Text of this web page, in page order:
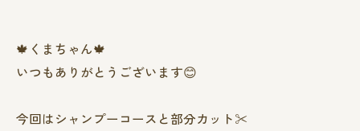
🍁くまちゃん🍁
いつもありがとうございます😊
今回はシャンプーコースと部分カット✂️